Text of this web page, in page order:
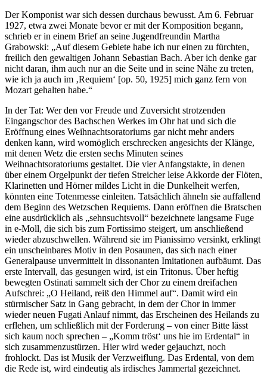
Der Komponist war sich dessen durchaus bewusst. Am 6. Februar
1927, etwa zwei Monate bevor er mit der Komposition begann,
schrieb er in einem Brief an seine Jugendfreundin Martha
Grabowski: „Auf diesem Gebiete habe ich nur einen zu fürchten,
freilich den gewaltigen Johann Sebastian Bach. Aber ich denke gar
nicht daran, ihm auch nur an die Seite und in seine Nähe zu treten,
wie ich ja auch im ‚Requiem‘ [op. 50, 1925] mich ganz fern von
Mozart gehalten habe.“
In der Tat: Wer den vor Freude und Zuversicht strotzenden
Eingangschor des Bachschen Werkes im Ohr hat und sich die
Eröffnung eines Weihnachtsoratoriums gar nicht mehr anders
denken kann, wird womöglich erschrecken angesichts der Klänge,
mit denen Wetz die ersten sechs Minuten seines
Weihnachtsoratoriums gestaltet. Die vier Anfangstakte, in denen
über einem Orgelpunkt der tiefen Streicher leise Akkorde der Flöten,
Klarinetten und Hörner mildes Licht in die Dunkelheit werfen,
könnten eine Totenmesse einleiten. Tatsächlich ähneln sie auffallend
dem Beginn des Wetzschen Requiems. Dann eröffnen die Bratschen
eine ausdrücklich als „sehnsuchtsvoll“ bezeichnete langsame Fuge
in e-Moll, die sich bis zum Fortissimo steigert, um anschließend
wieder abzuschwellen. Während sie im Pianissimo versinkt, erklingt
ein unscheinbares Motiv in den Posaunen, das sich nach einer
Generalpause unvermittelt in dissonanten Imitationen aufbäumt. Das
erste Intervall, das gesungen wird, ist ein Tritonus. Über heftig
bewegten Ostinati sammelt sich der Chor zu einem dreifachen
Aufschrei: „O Heiland, reiß den Himmel auf“. Damit wird ein
stürmischer Satz in Gang gebracht, in dem der Chor in immer
wieder neuen Fugati Anlauf nimmt, das Erscheinen des Heilands zu
erflehen, um schließlich mit der Forderung – von einer Bitte lässt
sich kaum noch sprechen – „Komm tröst‘ uns hie im Erdental“ in
sich zusammenzustürzen. Hier wird weder gejauchzt, noch
frohlockt. Das ist Musik der Verzweiflung. Das Erdental, von dem
die Rede ist, wird eindeutig als irdisches Jammertal gezeichnet.